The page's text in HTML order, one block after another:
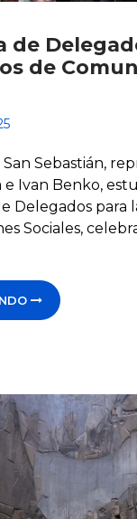
de
de
San Sebastián,
e Ivan Benko,
Delegados para
Sociales,